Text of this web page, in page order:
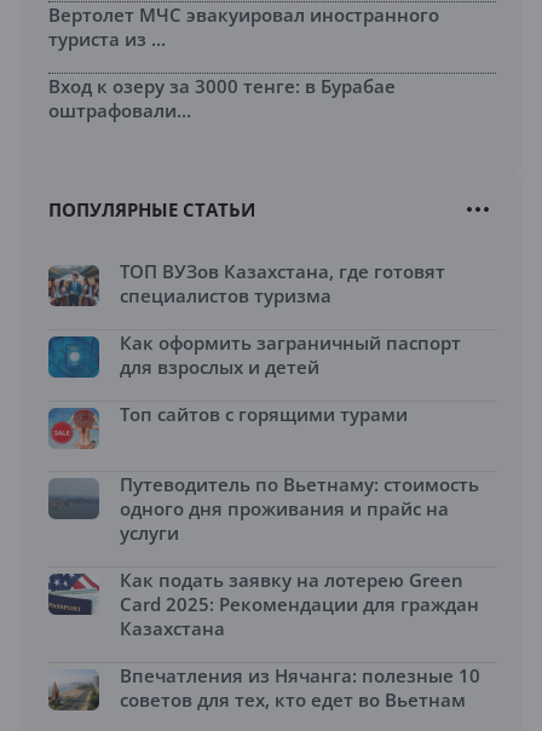
Вертолет МЧС эвакуировал иностранного
туриста из ...
Вход к озеру за 3000 тенге: в Бурабае
оштрафовали...
ПОПУЛЯРНЫЕ СТАТЬИ
ТОП ВУЗов Казахстана, где готовят
специалистов туризма
Как оформить заграничный паспорт
для взрослых и детей
Топ сайтов с горящими турами
Путеводитель по Вьетнаму: стоимость
одного дня проживания и прайс на
услуги
Как подать заявку на лотерею Green
Card 2025: Рекомендации для граждан
Казахстана
Впечатления из Нячанга: полезные 10
советов для тех, кто едет во Вьетнам